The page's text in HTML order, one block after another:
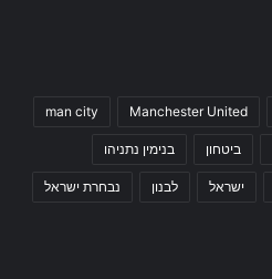
Manchester United
man city
ביטחון בנימין נתניהו
ישראל לבנון נבחרת ישראל